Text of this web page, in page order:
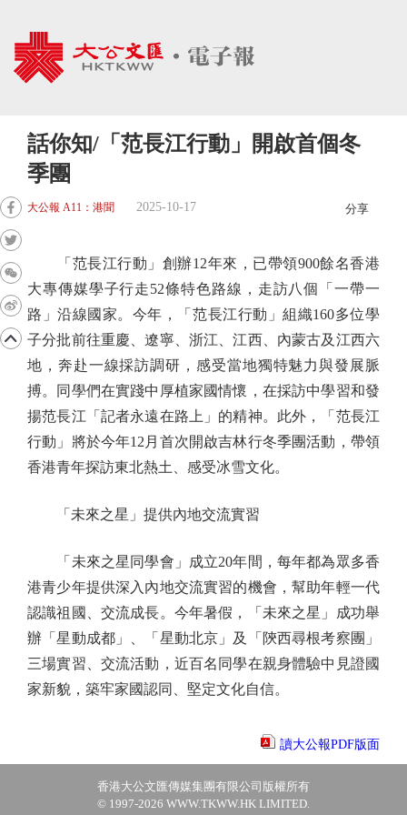
話你知/「范長江行動」開啟首個冬
季團
大公報 A11：港聞 2025-10-17 分享
「范長江行動」創辦12年來，已帶領900餘名香港
大專傳媒學子行走52條特色路線，走訪八個「一帶一
路」沿線國家。今年，「范長江行動」組織160多位學
子分批前往重慶、遼寧、浙江、江西、內蒙古及江西六
地，奔赴一線採訪調研，感受當地獨特魅力與發展脈
搏。同學們在實踐中厚植家國情懷，在採訪中學習和發
揚范長江「記者永遠在路上」的精神。此外，「范長江
行動」將於今年12月首次開啟吉林行冬季團活動，帶領
香港青年探訪東北熱土、感受冰雪文化。
「未來之星」提供內地交流實習
「未來之星同學會」成立20年間，每年都為眾多香
港青少年提供深入內地交流實習的機會，幫助年輕一代
認識祖國、交流成長。今年暑假，「未來之星」成功舉
辦「星動成都」、「星動北京」及「陝西尋根考察團」
三場實習、交流活動，近百名同學在親身體驗中見證國
家新貌，築牢家國認同、堅定文化自信。
讀大公報PDF版面
香港大公文匯傳媒集團有限公司版權所有
© 1997-2026 WWW.TKWW.HK LIMITED.